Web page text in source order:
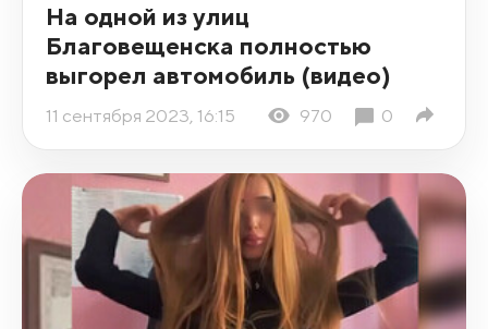
На одной из улиц
Благовещенска полностью
выгорел автомобиль (видео)
11 сентября 2023, 16:15 970 0